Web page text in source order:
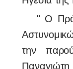
" Ο
την